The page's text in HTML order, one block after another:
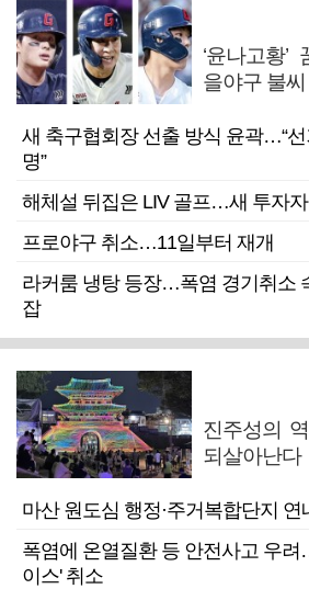
‘윤나고황
을야구 불
새 축구협회장 선출 방식 윤곽…“
명”
해체설 뒤집은 LIV 골프…새 투자자
프로야구 취소…11일부터 재개
라커룸 냉탕 등장…폭염 경기취소
잡
진주성의
되살아난다
마산 원도심 행정·주거복합단지 연
폭염에 온열질환 등 안전사고 우려
이스' 취소